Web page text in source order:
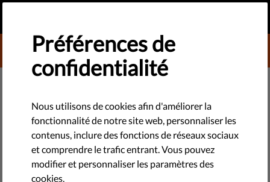
DONATE TO LIBERTIES
TECHNOLOGIES ET DROITS
​Les gouvernements de l’UE
continuent-ils d’utiliser les
applications de traçage des cas
contacts de manière illégitime ?​
Préférences de
confidentialité
Nous utilisons de cookies afin d'améliorer la
fonctionnalité de notre site web, personnaliser les
contenus, inclure des fonctions de réseaux sociaux
et comprendre le trafic entrant. Vous pouvez
modifier et personnaliser les paramètres des
cookies.